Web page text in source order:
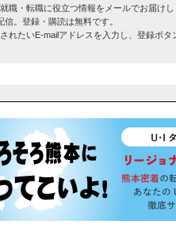
職・転職に役立つ情報をメールでお届けし
信。登録・購読は無料です。
れたいE-mailアドレスを入力し、登録ボタ